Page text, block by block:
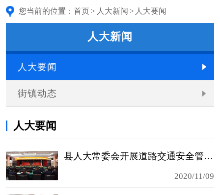
您当前的位置： 首页 > 人大新闻 > 人大要闻
人大新闻
人大要闻
街镇动态
人大要闻
县人大常委会开展道路交通安全管理工作专题询问
2020/11/09